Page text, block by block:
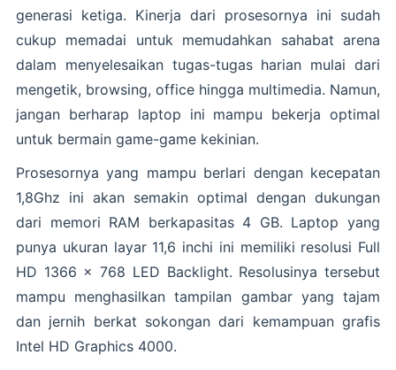
generasi ketiga. Kinerja dari prosesornya ini sudah
cukup memadai untuk memudahkan sahabat arena
dalam menyelesaikan tugas-tugas harian mulai dari
mengetik, browsing, office hingga multimedia. Namun,
jangan berharap laptop ini mampu bekerja optimal
untuk bermain game-game kekinian.
Prosesornya yang mampu berlari dengan kecepatan
1,8Ghz ini akan semakin optimal dengan dukungan
dari memori RAM berkapasitas 4 GB. Laptop yang
punya ukuran layar 11,6 inchi ini memiliki resolusi Full
HD 1366 x 768 LED Backlight. Resolusinya tersebut
mampu menghasilkan tampilan gambar yang tajam
dan jernih berkat sokongan dari kemampuan grafis
Intel HD Graphics 4000.